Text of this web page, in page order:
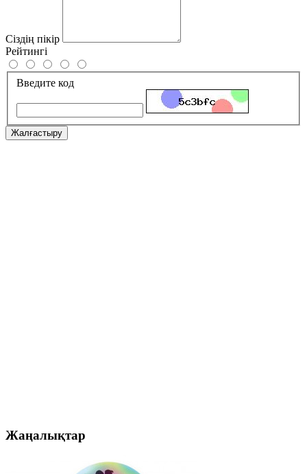
Сіздің пікір
Рейтингі
Введите код
Жалғастыру
Жаңалықтар